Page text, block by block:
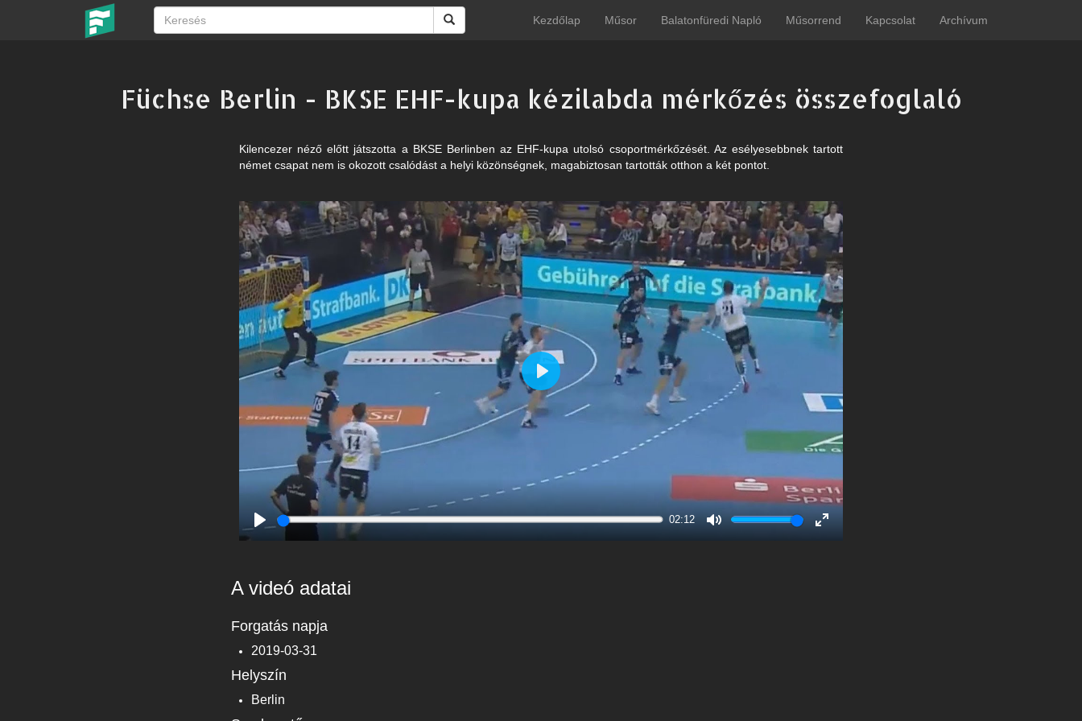
Kezdőlap Műsor Balatonfüredi Napló Műsorrend Kapcsolat Archívum
Füchse Berlin - BKSE EHF-kupa kézilabda mérkőzés összefoglaló
Kilencezer néző előtt játszotta a BKSE Berlinben az EHF-kupa utolsó csoportmérkőzését. Az esélyesebbnek tartott
német csapat nem is okozott csalódást a helyi közönségnek, magabiztosan tartották otthon a két pontot.
02:12
Play
A videó adatai
Forgatás napja
2019-03-31
Helyszín
Berlin